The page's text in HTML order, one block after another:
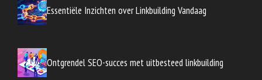
Essentiële Inzichten over Linkbuilding Vandaag
Ontgrendel SEO-succes met uitbesteed linkbuilding